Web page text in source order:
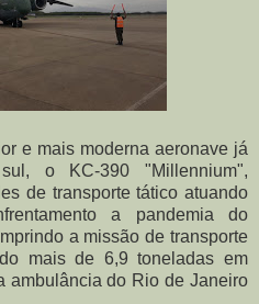
e mais moderna aeronave já
o KC-390 "Millennium",
de transporte tático atuando
a pandemia do
a missão de transporte
mais de 6,9 toneladas em
ambulância do Rio de Janeiro